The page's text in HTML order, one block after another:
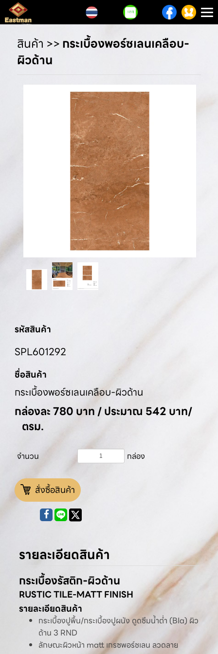
สินค้า >>กระเบื้องพอร์ซเลนเคลือบ-
ผิวด้าน
รหัสสินค้า
SPL601292
ชื่อสินค้า
กระเบื้องพอร์ซเลนเคลือบ-ผิวด้าน
กล่องละ 780 บาท / ประมาณ 542 บาท/
ตรม.
จำนวน กล่อง
สั่งซื้อสินค้า
รายละเอียดสินค้า
กระเบื้องรัสติก-ผิวด้าน
RUSTIC TILE-MATT FINISH
รายละเอียดสินค้า
กระเบื้องปูพื้น/กระเบื้องปูผนัง ดูดซึมน้ำต่ำ (BIa) ผิว
ด้าน 3 RND
ลักษณะผิวหน้า matt เกรซพอร์ชเลน ลวดลาย